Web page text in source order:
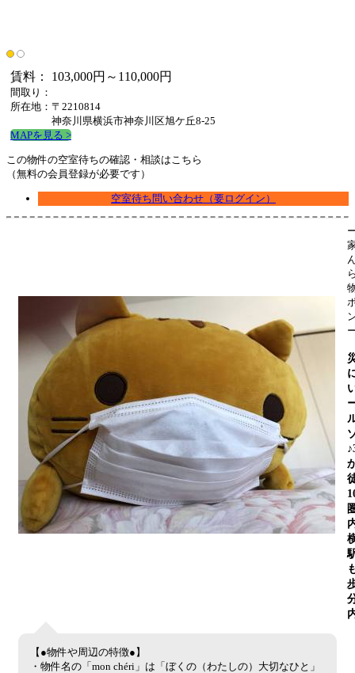
賃料： 103,000円～110,000円
間取り：
所在地：〒2210814
神奈川県横浜市神奈川区旭ケ丘8-25
MAPを見る >
この物件の空室待ちの確認・相談はこちら
（無料の会員登録が必要です）
空室待ち問い合わせ（要ログイン）
【●物件や周辺の特徴●】
・物件名の「mon chéri」は「ぼくの（わたしの）大切なひと」